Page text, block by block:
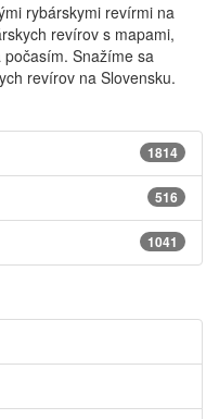
rybárskymi revírmi na
revírov s mapami,
Snažíme sa
revírov na Slovensku.
1814
516
1041